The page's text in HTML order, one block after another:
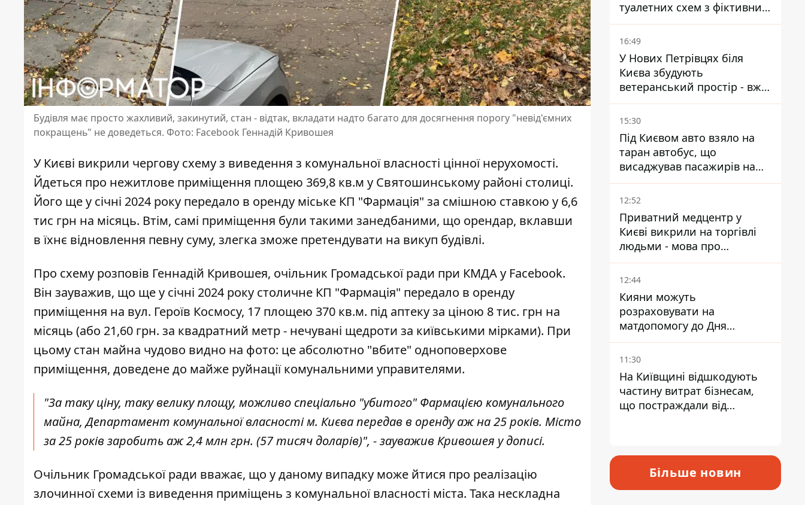
Будівля має просто жахливий, закинутий, стан - відтак, вкладати надто багато для досягнення порогу "невід'ємних
покращень" не доведеться. Фото: Facebook Геннадій Кривошея
У Києві викрили чергову схему з виведення з комунальної власності цінної нерухомості.
Йдеться про нежитлове приміщення площею 369,8 кв.м у Святошинському районі столиці.
Його ще у січні 2024 року передало в оренду міське КП "Фармація" за смішною ставкою у 6,6
тис грн на місяць. Втім, самі приміщення були такими занедбаними, що орендар, вклавши
в їхнє відновлення певну суму, злегка зможе претендувати на викуп будівлі.
Про схему розповів Геннадій Кривошея, очільник Громадської ради при КМДА у Facebook.
Він зауважив, що ще у січні 2024 року столичне КП "Фармація" передало в оренду
приміщення на вул. Героїв Космосу, 17 площею 370 кв.м. під аптеку за ціною 8 тис. грн на
місяць (або 21,60 грн. за квадратний метр - нечувані щедроти за київськими мірками). При
цьому стан майна чудово видно на фото: це абсолютно "вбите" одноповерхове
приміщення, доведене до майже руйнації комунальними управителями.
"За таку ціну, таку велику площу, можливо спеціально "убитого" Фармацією комунального
майна, Департамент комунальної власності м. Києва передав в оренду аж на 25 років. Місто
за 25 років заробить аж 2,4 млн грн. (57 тисяч доларів)", - зауважив Кривошея у дописі.
Очільник Громадської ради вважає, що у даному випадку може йтися про реалізацію
злочинної схеми із виведення приміщень з комунальної власності міста. Така нескладна
туалетних схем з фіктивним
будинком
16:49
У Нових Петрівцях біля
Києва збудують
ветеранський простір - вже
знайшли проєктанта
15:30
Під Києвом авто взяло на
таран автобус, що
висаджував пасажирів на
зупинці - пасажирка в
лікарні
12:52
Приватний медцентр у
Києві викрили на торгівлі
людьми - мова про
сурогатне материнство
12:44
Кияни можуть
розраховувати на
матдопомогу до Дня
незалежності - кому її
дадуть
11:30
На Київщині відшкодують
частину витрат бізнесам,
що постраждали від
Більше новин